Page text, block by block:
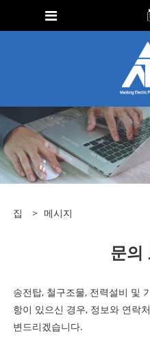
집 > 메시지
문의
송전탑, 철구조물, 전력설비 및
항이 있으신 경우, 정보와 연락
변드리겠습니다.